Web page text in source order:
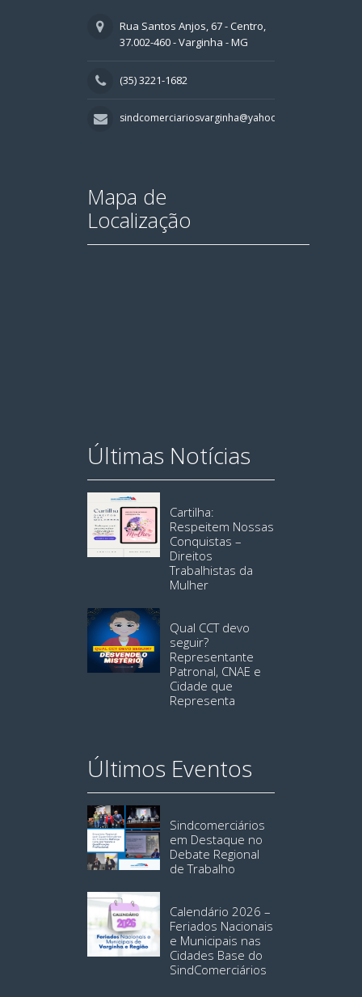
Rua Santos Anjos, 67 - Centro,
37.002-460 - Varginha - MG
(35) 3221-1682
sindcomerciariosvarginha@yahoo.com.br
Mapa de
Localização
Últimas Notícias
Cartilha:
Respeitem Nossas
Conquistas –
Direitos
Trabalhistas da
Mulher
Qual CCT devo
seguir?
Representante
Patronal, CNAE e
Cidade que
Representa
Últimos Eventos
Sindcomerciários
em Destaque no
Debate Regional
de Trabalho
Calendário 2026 –
Feriados Nacionais
e Municipais nas
Cidades Base do
SindComerciários